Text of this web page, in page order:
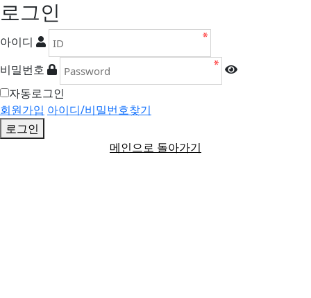
로그인
아이디
비밀번호
자동로그인
회원가입 아이디/비밀번호찾기
로그인
메인으로 돌아가기